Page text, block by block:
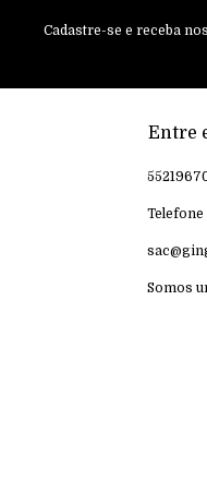
Cadastre-se e receba
Entre
Telefone
Somos